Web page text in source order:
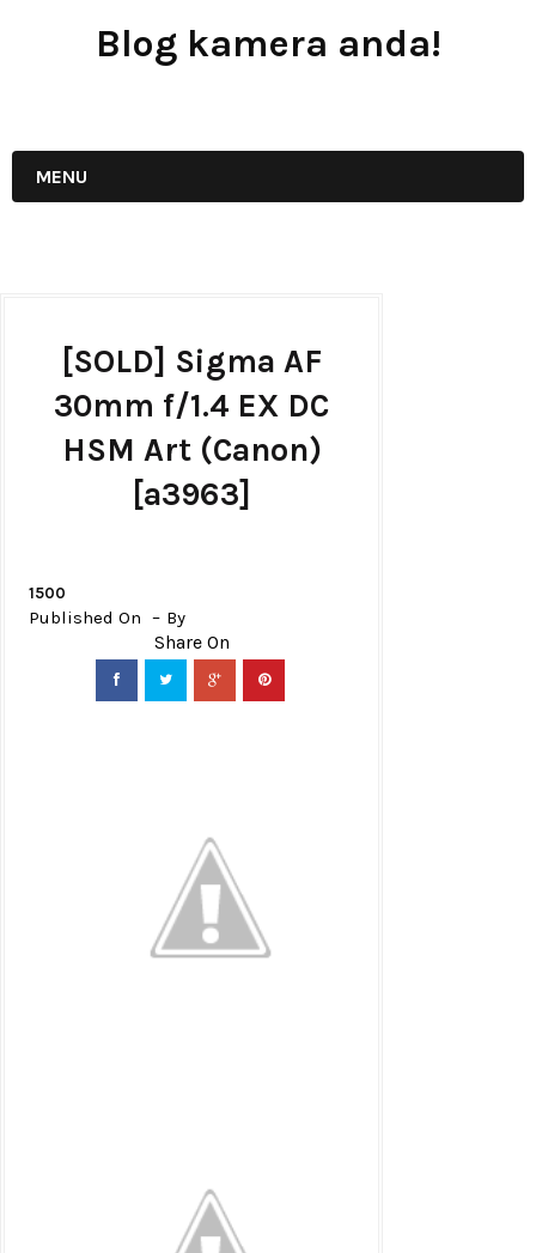
Blog kamera anda!
MENU
[SOLD] Sigma AF
30mm f/1.4 EX DC
HSM Art (Canon)
[a3963]
1500
Published On By